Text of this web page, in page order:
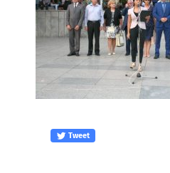
Tweet